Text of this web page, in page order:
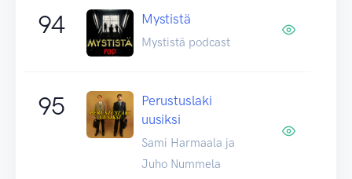
94 Mystistä
Mystistä podcast
95
Perustuslaki
uusiksi
Sami Harmaala ja
Juho Nummela